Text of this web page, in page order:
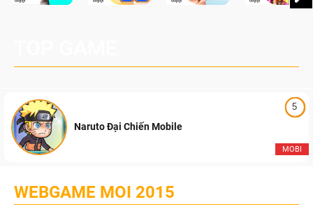
5
MOBI
Naruto Đại Chiến Mobile
WEBGAME MOI 2015